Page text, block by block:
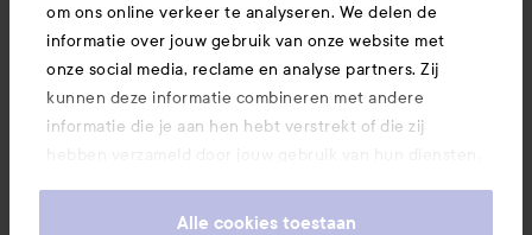
om ons online verkeer te analyseren. We delen de
informatie over jouw gebruik van onze website met
onze social media, reclame en analyse partners. Zij
kunnen deze informatie combineren met andere
informatie die je aan hen hebt verstrekt of die zij
hebben verzameld door jouw gebruik van hun diensten.
website te blijven gebruiken. Voor meer informatie over
Alle cookies toestaan